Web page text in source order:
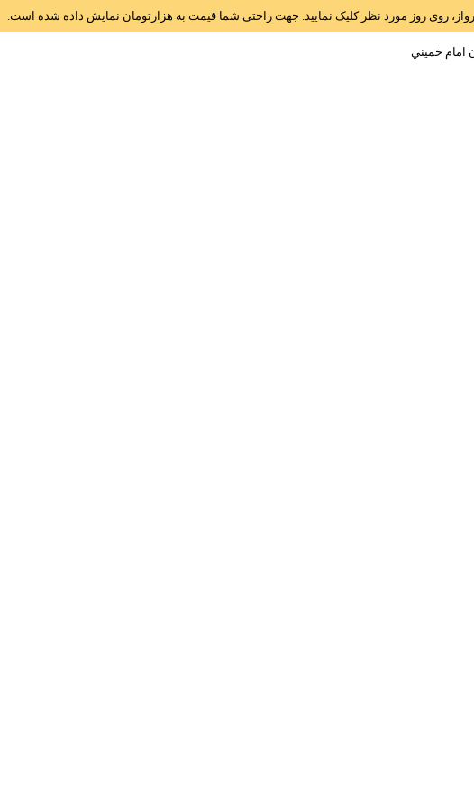
روی روز مورد نظر کلیک نمایید. جهت راحتی شما قیمت به هزارتومان نمایش داده شده است.
امام خميني